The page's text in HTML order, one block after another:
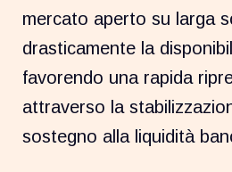
mercato aperto su larga
drasticamente la
favorendo una rapida
attraverso la
sostegno alla liquidità